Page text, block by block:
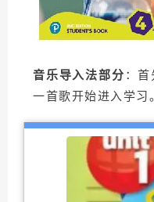
音乐导入法部分 ：
一首歌开始进入学习